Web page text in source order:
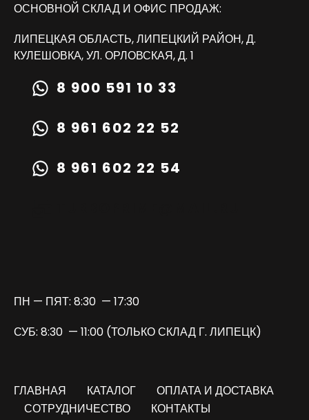
ОСНОВНОЙ СКЛАД И ОФИС ПРОДАЖ:
ЛИПЕЦКАЯ ОБЛАСТЬ, ЛИПЕЦКИЙ РАЙОН, Д.
КУЛЕШОВКА, УЛ. ОРЛОВСКАЯ, Д. 1
8 900 591 10 33
8 961 602 22 52
8 961 602 22 54
ПН — ПЯТ: 8:30 — 17:30
СУБ: 8:30 — 11:00 (ТОЛЬКО СКЛАД Г. ЛИПЕЦК)
ГЛАВНАЯ КАТАЛОГ
ОПЛАТА И ДОСТАВКА
СОТРУДНИЧЕСТВО
КОНТАКТЫ